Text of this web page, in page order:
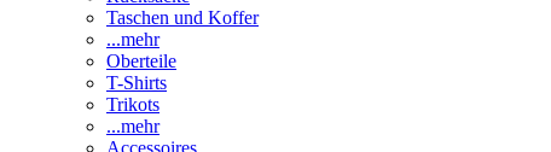
Taschen und Koffer
...mehr
Oberteile
T-Shirts
Trikots
...mehr
Accessoires